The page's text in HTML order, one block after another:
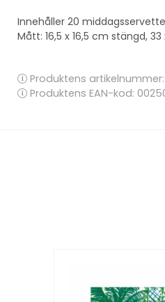
Innehåller 20
Mått: 16,5 x 16,5 cm stängd,
Produktens artikelnummer:
Produktens EAN-kod: